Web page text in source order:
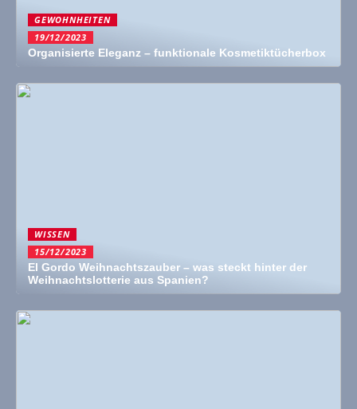
GEWOHNHEITEN
19/12/2023
Organisierte Eleganz – funktionale Kosmetiktücherbox
WISSEN
15/12/2023
El Gordo Weihnachtszauber – was steckt hinter der
Weihnachtslotterie aus Spanien?